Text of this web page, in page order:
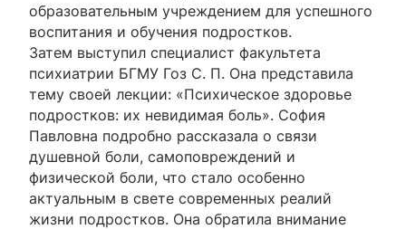
образовательным учреждением для успешного
воспитания и обучения подростков.
Затем выступил специалист факультета
психиатрии БГМУ Гоз С. П. Она представила
тему своей лекции: «Психическое здоровье
подростков: их невидимая боль». София
Павловна подробно рассказала о связи
душевной боли, самоповреждений и
физической боли, что стало особенно
актуальным в свете современных реалий
жизни подростков. Она обратила внимание